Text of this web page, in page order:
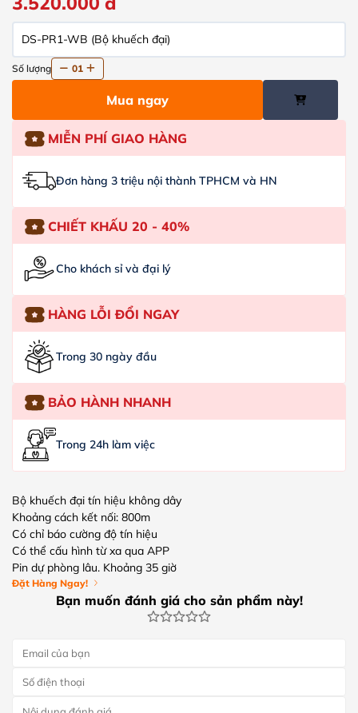
DS-PR1-WB (Bộ khuếch đại)
Số lượng 01
Mua ngay
MIỄN PHÍ GIAO HÀNG
Đơn hàng 3 triệu nội thành TPHCM và HN
CHIẾT KHẤU 20 - 40%
Cho khách sỉ và đại lý
HÀNG LỖI ĐỔI NGAY
Trong 30 ngày đầu
BẢO HÀNH NHANH
Trong 24h làm việc
Bộ khuếch đại tín hiệu không dây
Khoảng cách kết nối: 800m
Có chỉ báo cường độ tín hiệu
Có thể cấu hình từ xa qua APP
Pin dự phòng lâu. Khoảng 35 giờ
Đặt Hàng Ngay!
Bạn muốn đánh giá cho sản phẩm này!